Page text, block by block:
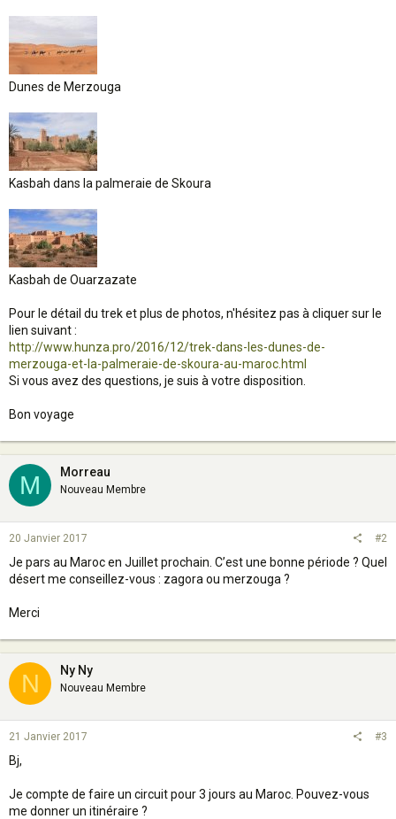
Dunes de Merzouga
Kasbah dans la palmeraie de Skoura
Kasbah de Ouarzazate
Pour le détail du trek et plus de photos, n'hésitez pas à cliquer sur le
lien suivant :
http://www.hunza.pro/2016/12/trek-dans-les-dunes-de-
merzouga-et-la-palmeraie-de-skoura-au-maroc.html
Si vous avez des questions, je suis à votre disposition.
Bon voyage
M Morreau
Nouveau Membre
20 Janvier 2017 #2
Je pars au Maroc en Juillet prochain. C’est une bonne période ? Quel
désert me conseillez-vous : zagora ou merzouga ?
Merci
N Ny Ny
Nouveau Membre
21 Janvier 2017 #3
Bj,
Je compte de faire un circuit pour 3 jours au Maroc. Pouvez-vous
me donner un itinéraire ?